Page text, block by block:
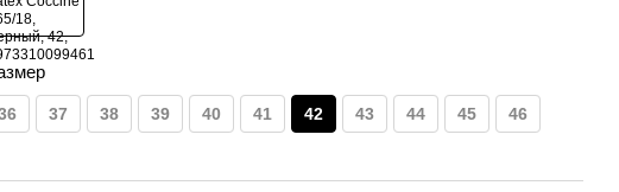
37 38 39 40 41 42 43 44 45 46